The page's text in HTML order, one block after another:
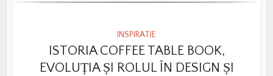
INSPIRATIE
ISTORIA COFFEE TABLE BOOK,
EVOLUȚIA ȘI ROLUL ÎN DESIGN ȘI